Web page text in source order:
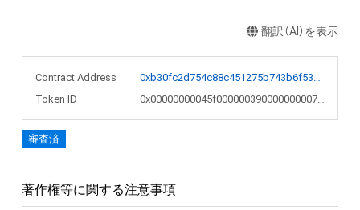
翻訳（AI）を表示
Contract Address
0xb30fc2d754c88c451275b743b6f530f19f643683
Token ID
0x00000000045f00000039000000000754
審査済
著作権等に関する注意事項